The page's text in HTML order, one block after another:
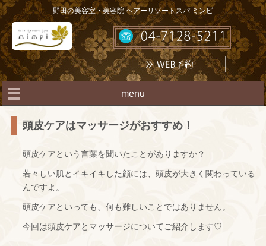
野田の美容室・美容院 ヘアーリゾートスパ ミンピ
menu
頭皮ケアはマッサージがおすすめ！
頭皮ケアという言葉を聞いたことがありますか？
若々しい肌とイキイキした顔には、頭皮が大きく関わっている
んですよ。
頭皮ケアといっても、何も難しいことではありません。
今回は頭皮ケアとマッサージについてご紹介します♡